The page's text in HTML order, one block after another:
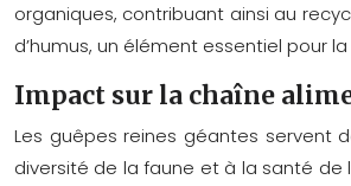
organiques, contribuant ainsi au
d’humus, un élément essentiel pour
Impact sur la chaîne
Les guêpes reines géantes servent
diversité de la faune et à la santé de